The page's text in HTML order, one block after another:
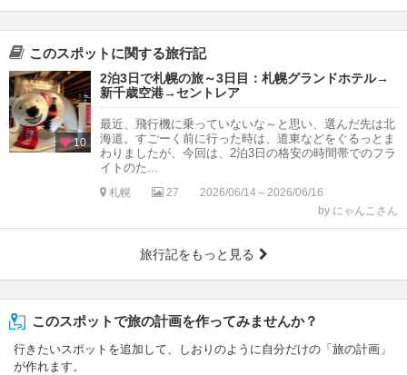
このスポットに関する旅行記
10
2泊3日で札幌の旅～3日目：札幌グランドホテル→
新千歳空港→セントレア
最近、飛行機に乗っていないな～と思い、選んだ先は北
海道。すごーく前に行った時は、道東などをぐるっとま
わりましたが、今回は、2泊3日の格安の時間帯でのフラ
イトのた...
札幌 27
2026/06/14～2026/06/16
by にゃんこさん
旅行記をもっと見る
このスポットで旅の計画を作ってみませんか？
行きたいスポットを追加して、しおりのように自分だけの「旅の計画」
が作れます。